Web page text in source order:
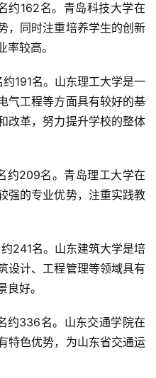
约162名。青岛科技大学在
，同时注重培养学生的创新
较高。
191名。山东理工大学是一
气工程等方面具有较好的基
改革，努力提升学校的整体
约209名。青岛理工大学在
强的专业优势，注重实践教
241名。山东建筑大学是培
设计、工程管理等领域具有
好。
约336名。山东交通学院在
特色优势，为山东省交通运